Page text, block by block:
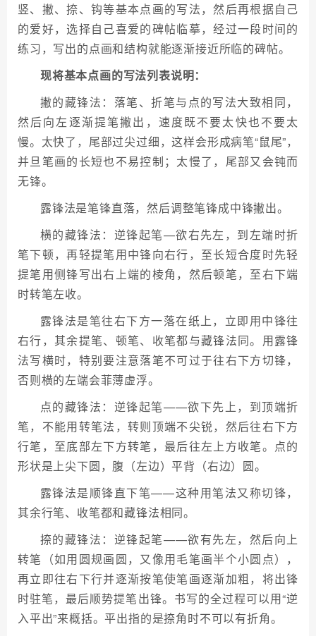
竖、撇、捺、钩等基本点画的写法，然后再根据自己
的爱好，选择自己喜爱的碑帖临摹，经过一段时间的
练习，写出的点画和结构就能逐渐接近所临的碑帖。
现将基本点画的写法列表说明：
撇的藏锋法：落笔、折笔与点的写法大致相同，
然后向左逐渐提笔撇出，速度既不要太快也不要太
慢。太快了，尾部过尖过细，这样会形成病笔“鼠尾”，
并旦笔画的长短也不易控制；太慢了，尾部又会钝而
无锋。
露锋法是笔锋直落，然后调整笔锋成中锋撇出。
横的藏锋法：逆锋起笔—欲右先左，到左端时折
笔下顿，再轻提笔用中锋向右行，至长短合度时先轻
提笔用侧锋写出右上端的棱角，然后顿笔，至右下端
时转笔左收。
露锋法是笔往右下方一落在纸上，立即用中锋往
右行，其余提笔、顿笔、收笔都与藏锋法同。用露锋
法写横时，特别要注意落笔不可过于往右下方切锋，
否则横的左端会菲薄虚浮。
点的藏锋法：逆锋起笔——欲下先上，到顶端折
笔，不能用转笔法，转则顶端不尖锐，然后往右下方
行笔，至底部左下方转笔，最后往左上方收笔。点的
形状是上尖下圆，腹（左边）平背（右边）圆。
露锋法是顺锋直下笔——这种用笔法又称切锋，
其余行笔、收笔都和藏锋法相同。
捺的藏锋法：逆锋起笔——欲有先左，然后向上
转笔（如用圆规画圆，又像用毛笔画半个小圆点），
再立即往右下行并逐渐按笔使笔画逐渐加粗，将出锋
时驻笔，最后顺势提笔出锋。书写的全过程可以用“逆
入平出”来概括。平出指的是捺角时不可以有折角。